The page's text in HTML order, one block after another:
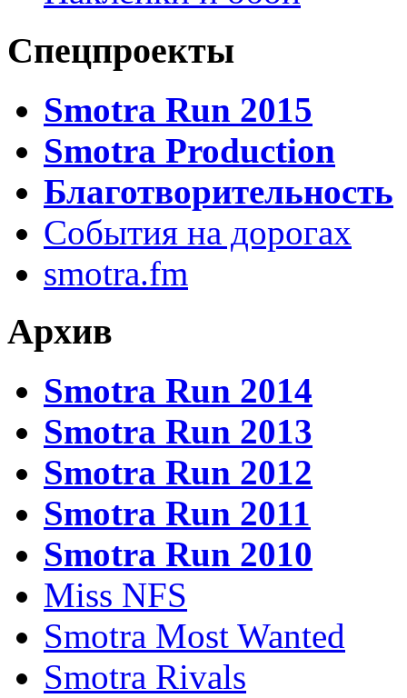
Спецпроекты
Smotra Run 2015
Smotra Production
Благотворительность
События на дорогах
smotra.fm
Архив
Smotra Run 2014
Smotra Run 2013
Smotra Run 2012
Smotra Run 2011
Smotra Run 2010
Miss NFS
Smotra Most Wanted
Smotra Rivals